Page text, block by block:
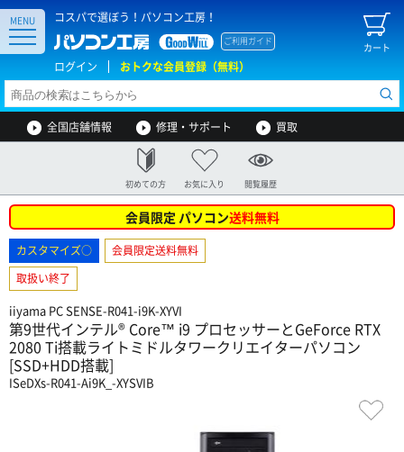
コスパで選ぼう！パソコン工房！
カート
ご利用ガイド
ログイン おトクな会員登録（無料）
MENU
全国店舗情報 修理・サポート 買取
初めての方 お気に入り 閲覧履歴
会員限定 パソコン送料無料
カスタマイズ○
会員限定送料無料
取扱い終了
iiyama PC SENSE-R041-i9K-XYVI
第9世代インテル® Core™ i9 プロセッサーとGeForce RTX
2080 Ti搭載ライトミドルタワークリエイターパソコン
[SSD+HDD搭載]
ISeDXs-R041-Ai9K_-XYSVIB